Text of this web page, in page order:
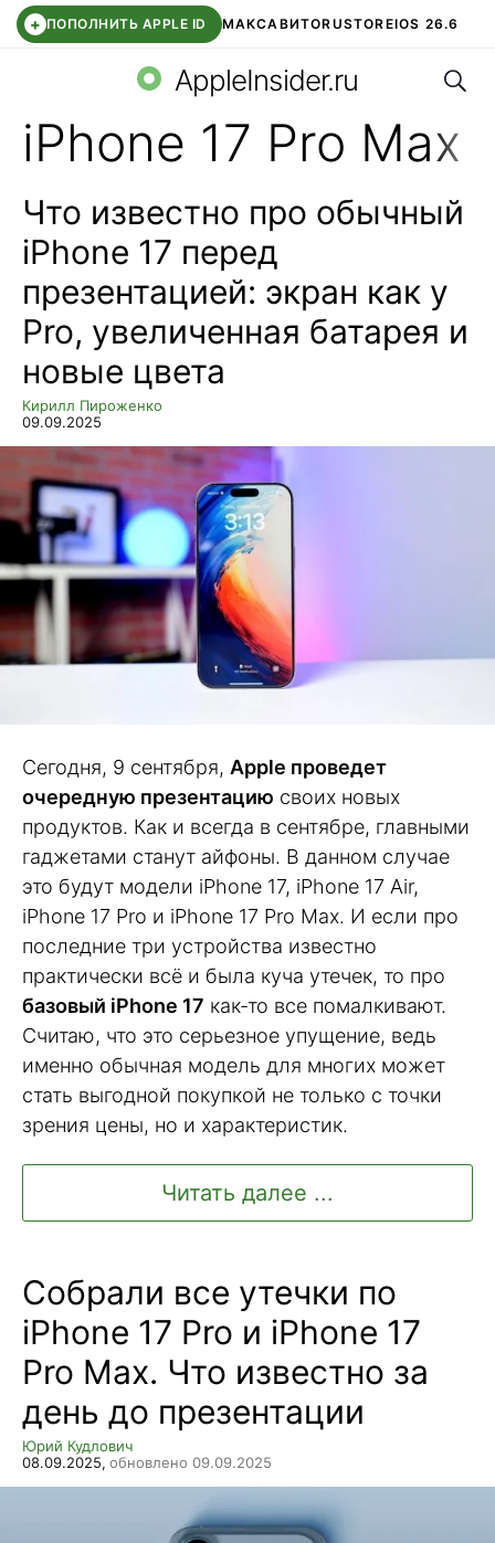
+ ПОПОЛНИТЬ APPLE ID МАКСАВИТОRUSTOREIOS 26.6
СБЕР КИДС ВТБ ОНЛАЙН ЧАТ В ROBLOX
AppleInsider.ru
iPhone 17 Pro Max
Что известно про обычный
iPhone 17 перед
презентацией: экран как у
Pro, увеличенная батарея и
новые цвета
Кирилл Пироженко
09.09.2025
Сегодня, 9 сентября, Apple проведет
очередную презентацию своих новых
продуктов. Как и всегда в сентябре, главными
гаджетами станут айфоны. В данном случае
это будут модели iPhone 17, iPhone 17 Air,
iPhone 17 Pro и iPhone 17 Pro Max. И если про
последние три устройства известно
практически всё и была куча утечек, то про
базовый iPhone 17 как-то все помалкивают.
Считаю, что это серьезное упущение, ведь
именно обычная модель для многих может
стать выгодной покупкой не только с точки
зрения цены, но и характеристик.
Читать далее ...
Собрали все утечки по
iPhone 17 Pro и iPhone 17
Pro Max. Что известно за
день до презентации
Юрий Кудлович
08.09.2025, обновлено 09.09.2025